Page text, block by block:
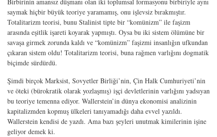
saymak hiçbir büyük teoriye yaramamış, onu işlevsiz bırakmıştır.
Totalitarizm teorisi, bunu Stalinist tipte bir “komünizm” ile faşizm
arasında eşitlik işareti koyarak yapmıştı. Oysa bu iki sistem ölümüne bir
savaşa girmek zorunda kaldı ve “komünizm” faşizmi insanlığın ufkundan
çıkaran sistem oldu! Totalitarizm teorisi, buna rağmen varlığını dogmatik
biçimde sürdürdü.
Şimdi birçok Marksist, Sovyetler Birliği’nin, Çin Halk Cumhuriyeti’nin
ve öteki (bürokratik olarak yozlaşmış) işçi devletlerinin varlığını yadsıyan
bu teoriye temenna ediyor. Wallerstein’in dünya ekonomisi analizinin
kapitalizmden kopmuş ülkeleri tanıyamadığı daha evvel yazıldı.
Wallerstein kendisi de yazdı. Ama bazı şeyleri unutmak kimilerinin işine
geliyor demek ki.